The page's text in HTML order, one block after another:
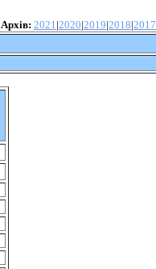
Архів: 2021|2020|2019|2018|2017